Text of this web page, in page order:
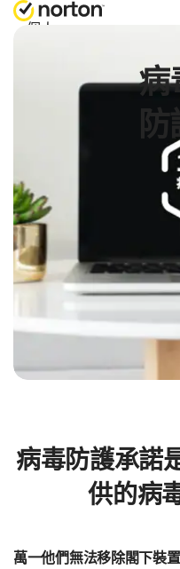
個人
Small Business
免費試用
香港
病
病毒防護承諾
供的病
萬一他們無法移除閣下裝